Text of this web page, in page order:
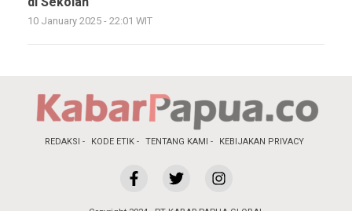
10 January 2025 - 22:01 WIT
REDAKSI KODE ETIK TENTANG KAMI KEBIJAKAN PRIVACY